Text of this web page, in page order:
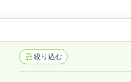
絞り込む